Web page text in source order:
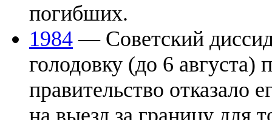
погибших.
1984 — Советский
голодовку (до 6 августа)
правительство отказало